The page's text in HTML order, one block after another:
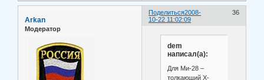
Поделиться 36
2008-
10-22 11:02:09
Arkan
Модератор
dem
написал(а):
Для Ми-28 –
толкающий Х-